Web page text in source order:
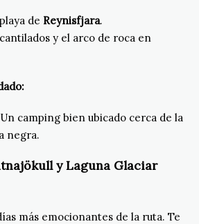
de Reynisfjara.
y el arco de roca en
camping bien ubicado cerca de la
negra.
y Laguna Glaciar
más emocionantes de la ruta. Te